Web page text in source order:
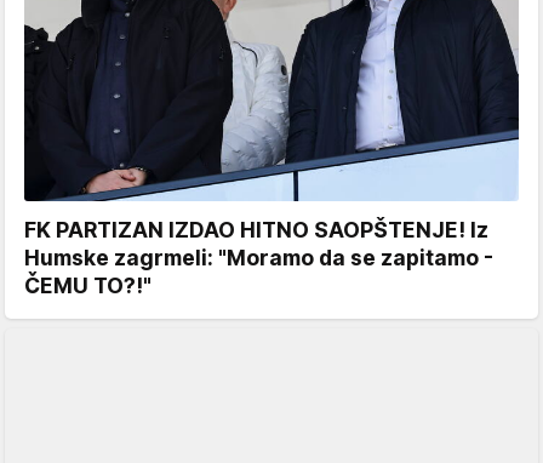
FK PARTIZAN IZDAO HITNO SAOPŠTENJE! Iz
Humske zagrmeli: "Moramo da se zapitamo -
ČEMU TO?!"